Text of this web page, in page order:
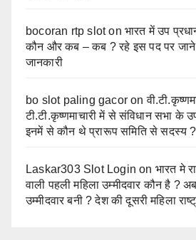
bocoran rtp slotonभारत में उप
कौन और कब – कब ? रहे इस पद पर जाने
जानकारी
bo slot paling gacor on
टी.टी.कृष्णमाचारी में से संविधान सभा के
इनमें से कौन थे प्रारूप समिति से सदस्य ?
Laskar303 Slot Login on भारत मे
वाली पहली महिला उम्मीदवार कौन है ?
उम्मीदवार बनी ? देश की दूसरी महिला